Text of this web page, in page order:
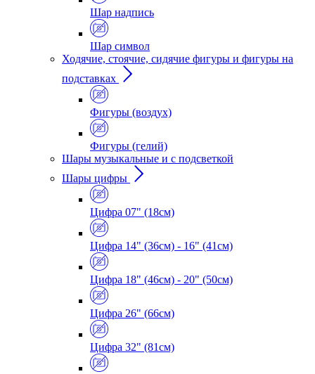
Шар надпись
Шар символ
Ходячие, стоячие, сидячие фигуры и фигуры на
подставках
Фигуры (воздух)
Фигуры (гелий)
Шары музыкальные и с подсветкой
Шары цифры
Цифра 07" (18см)
Цифра 14" (36см) - 16" (41см)
Цифра 18" (46см) - 20" (50см)
Цифра 26" (66см)
Цифра 32" (81см)